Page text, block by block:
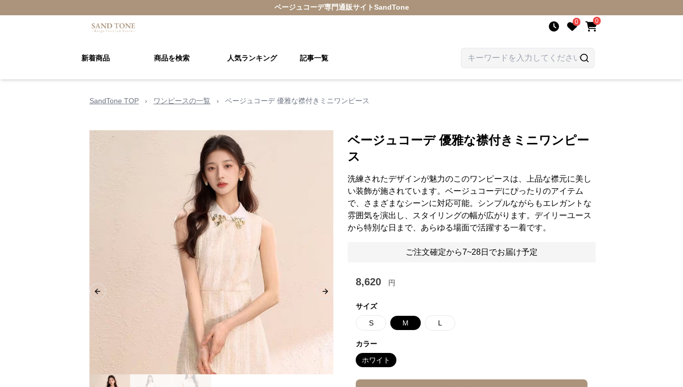
ベージュコーデ専門通販サイトSandTone
0 0
新着商品 商品を検索 人気ランキング 記事一覧
SandTone TOP › ワンピースの一覧 › ベージュコーデ 優雅な襟付きミニワンピース
Previous slide Next slide
ベージュコーデ 優雅な襟付きミニワンピー
ス
洗練されたデザインが魅力のこのワンピースは、上品な襟元に美し
い装飾が施されています。ベージュコーデにぴったりのアイテム
で、さまざまなシーンに対応可能。シンプルながらもエレガントな
雰囲気を演出し、スタイリングの幅が広がります。デイリーユース
から特別な日まで、あらゆる場面で活躍する一着です。
ご注文確定から7~28日でお届け予定
8,620 円
サイズ
S M L
カラー
ホワイト